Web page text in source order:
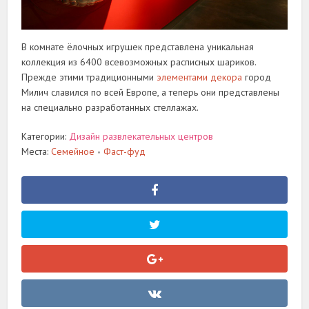
В комнате ёлочных игрушек представлена уникальная
коллекция из 6400 всевозможных расписных шариков.
Прежде этими традиционными элементами декора город
Милич славился по всей Европе, а теперь они представлены
на специально разработанных стеллажах.
Категории: Дизайн развлекательных центров
Места:Семейное • Фаст-фуд